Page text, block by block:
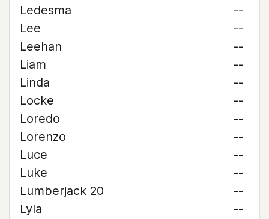
Ledesma
--
Lee
--
Leehan
--
Liam
--
Linda
--
Locke
--
Loredo
--
Lorenzo
--
Luce
--
Luke
--
Lumberjack 20
--
Lyla
--